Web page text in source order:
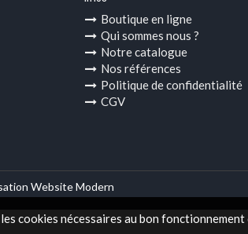
cookies nécessaires au bon
Boutique en ligne
Qui sommes nous ?
Notre catalogue
Nos références
Politique de confidentialité
CGV
Website Modern